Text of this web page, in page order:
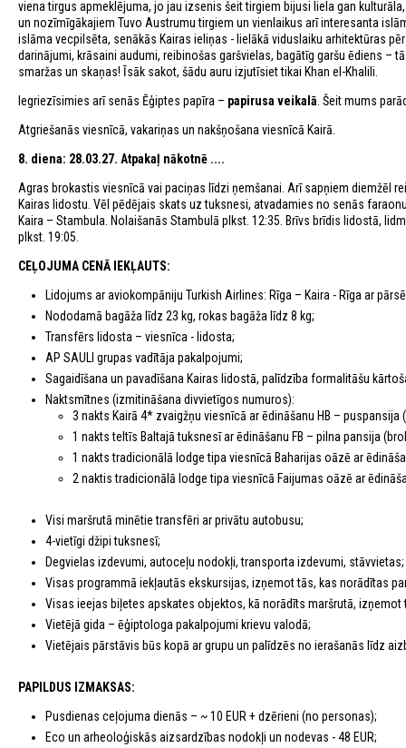
viena tirgus apmeklējuma, jo jau izsenis šeit tirgiem bijusi liela gan
un nozīmīgākajiem Tuvo Austrumu tirgiem un vienlaikus arī interesanta
islāma vecpilsēta, senākās Kairas ieliņas - lielākā viduslaiku arhitektūras
darinājumi, krāsaini audumi, reibinošas garšvielas, bagātīg garšu ēdiens –
smaržas un skaņas! Īsāk sakot, šādu auru izjutīsiet tikai Khan el-Khalili.
Iegriezīsimies arī senās Ēģiptes papīra – papirusa veikalā . Šeit mums
Atgriešanās viesnīcā, vakariņas un nakšņošana viesnīcā Kairā.
8. diena: 28.03.27. Atpakaļ nākotnē ....
Agras brokastis viesnīcā vai paciņas līdzi ņemšanai. Arī sapņiem diemžēl
Kairas lidostu. Vēl pēdējais skats uz tuksnesi, atvadamies no senās
Kaira – Stambula. Nolaišanās Stambulā plkst. 12:35. Brīvs brīdis lidostā,
plkst. 19:05.
CEĻOJUMA CENĀ IEKĻAUTS:
Lidojums ar aviokompāniju Turkish Airlines: Rīga – Kaira - Rīga ar
Nododamā bagāža līdz 23 kg, rokas bagāža līdz 8 kg;
Transfērs lidosta – viesnīca - lidosta;
AP SAULI grupas vadītāja pakalpojumi;
Sagaidīšana un pavadīšana Kairas lidostā, palīdzība formalitāšu
Naktsmītnes (izmitināšana divvietīgos numuros):
3 nakts Kairā 4* zvaigžņu viesnīcā ar ēdināšanu HB – puspansija
1 nakts teltīs Baltajā tuksnesī ar ēdināšanu FB – pilna pansija
1 nakts tradicionālā lodge tipa viesnīcā Baharijas oāzē ar
2 naktis tradicionālā lodge tipa viesnīcā Faijumas oāzē ar
Visi maršrutā minētie transfēri ar privātu autobusu;
4-vietīgi džipi tuksnesī;
Degvielas izdevumi, autoceļu nodokļi, transporta izdevumi, stāvvietas;
Visas programmā iekļautās ekskursijas, izņemot tās, kas norādītas
Visas ieejas biļetes apskates objektos, kā norādīts maršrutā,
Vietējā gida – ēģiptologa pakalpojumi krievu valodā;
Vietējais pārstāvis būs kopā ar grupu un palīdzēs no ierašanās līdz
PAPILDUS IZMAKSAS:
Pusdienas ceļojuma dienās – ~ 10 EUR + dzērieni (no personas);
Eco un arheoloģiskās aizsardzības nodokļi un nodevas - 48 EUR;